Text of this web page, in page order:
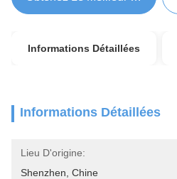
Informations Détaillées
Informations Détaillées
Lieu D'origine:
Shenzhen, Chine